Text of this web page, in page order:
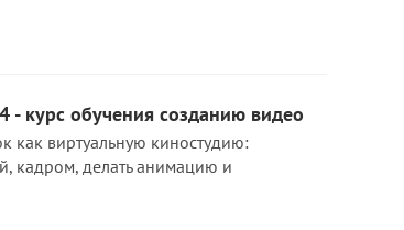
курс обучения созданию видео
как виртуальную киностудию:
кадром, делать анимацию и